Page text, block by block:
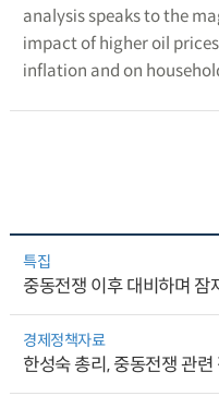
analysis speaks to the
impact of higher oil
inflation and on
특집
중동전쟁 이후 대비하며 잠
경제정책자료
한성숙 총리, 중동전쟁 관